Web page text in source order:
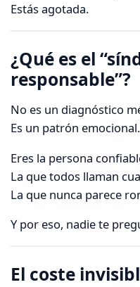
Estás agotada.
¿Qué es el
responsable”?
No es un diagnóstico
Es un patrón emocional.
Eres la persona
La que todos llaman
La que nunca parece
Y por eso, nadie te
El coste